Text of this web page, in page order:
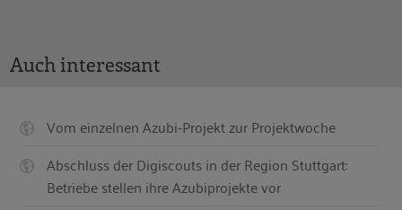
Auch interessant
Vom einzelnen Azubi-Projekt zur Projektwoche
Abschluss der Digiscouts in der Region Stuttgart:
Betriebe stellen ihre Azubiprojekte vor